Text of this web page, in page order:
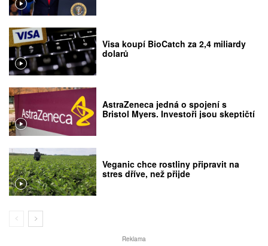
Visa koupí BioCatch za 2,4 miliardy
dolarů
AstraZeneca jedná o spojení s
Bristol Myers. Investoři jsou skeptičtí
Veganic chce rostliny připravit na
stres dříve, než přijde
Reklama